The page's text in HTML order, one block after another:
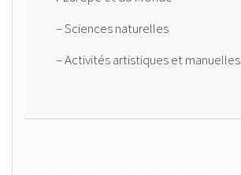
– Sciences naturelles
– Activités artistiques et manuelles